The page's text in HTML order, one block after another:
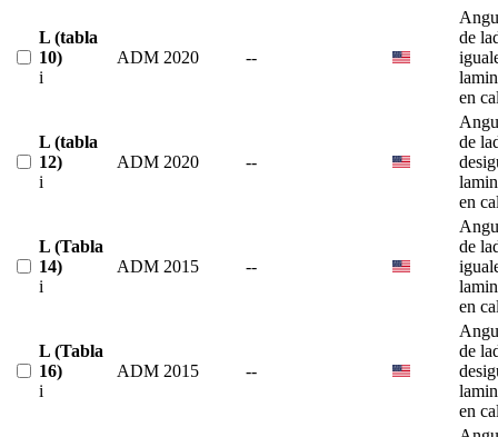
L (tabla
10)
i
ADM 2020 --
de
en
L (tabla
12)
i
ADM 2020 --
de
en
L (Tabla
14)
i
ADM 2015 --
de
en
L (Tabla
16)
i
ADM 2015 --
de
en